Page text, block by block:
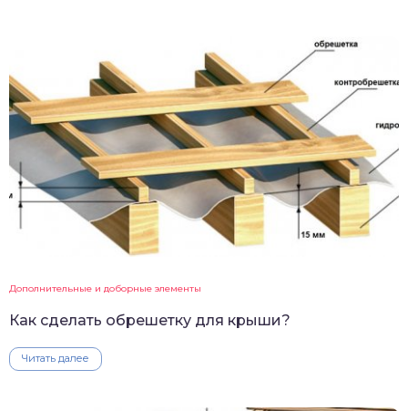
Дополнительные и доборные элементы
Как сделать обрешетку для крыши?
Читать далее